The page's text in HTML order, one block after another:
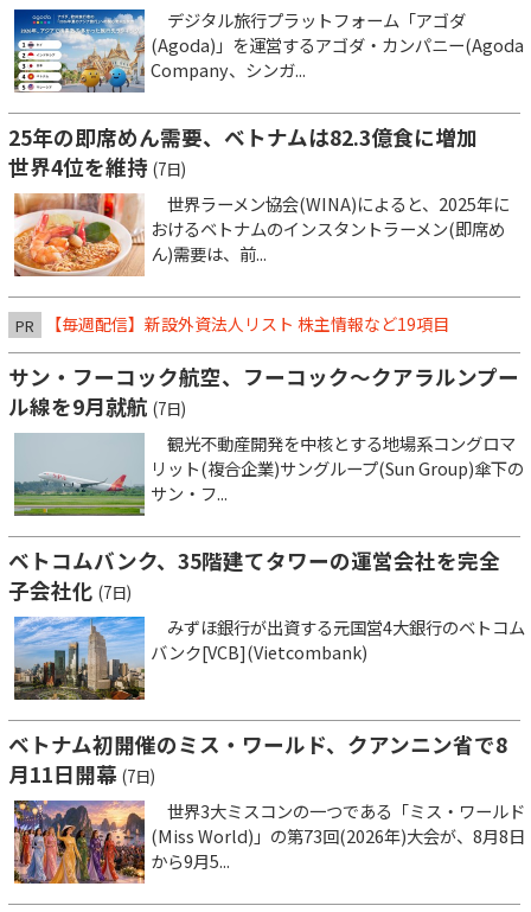
デジタル旅行プラットフォーム「アゴダ
(Agoda)」を運営するアゴダ・カンパニー(Agoda
Company、シンガ...
25年の即席めん需要、ベトナムは82.3億食に増加
世界4位を維持 (7日)
世界ラーメン協会(WINA)によると、2025年に
おけるベトナムのインスタントラーメン(即席め
ん)需要は、前...
PR 【毎週配信】新設外資法人リスト 株主情報など19項目
サン・フーコック航空、フーコック～クアラルンプー
ル線を9月就航 (7日)
観光不動産開発を中核とする地場系コングロマ
リット(複合企業)サングループ(Sun Group)傘下の
サン・フ...
ベトコムバンク、35階建てタワーの運営会社を完全
子会社化 (7日)
みずほ銀行が出資する元国営4大銀行のベトコム
バンク[VCB](Vietcombank)
ベトナム初開催のミス・ワールド、クアンニン省で8
月11日開幕 (7日)
世界3大ミスコンの一つである「ミス・ワールド
(Miss World)」の第73回(2026年)大会が、8月8日
から9月5...